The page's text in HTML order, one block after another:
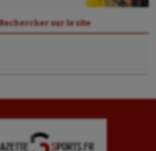
Rechercher sur le site